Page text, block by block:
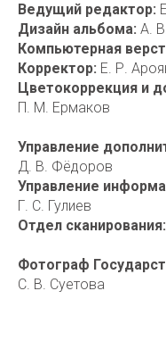
Ведущий редактор:
Дизайн альбома: А.
Компьютерная
Корректор: Е. Р.
Цветокоррекция и
П. М. Ермаков
Управление
Д. В. Фёдоров
Управление
Г. С. Гулиев
Отдел сканирования:
Фотограф
С. В. Суетова